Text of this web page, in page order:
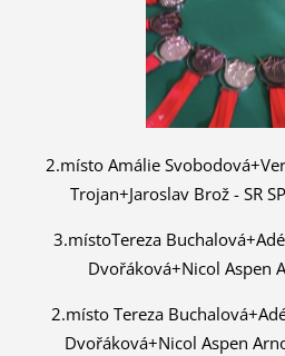
2.místoAmálie
Trojan+Jaroslav Brož - SR
3.místoTereza
Dvořáková+Nicol Aspen
2.místo Tereza
Dvořáková+Nicol Aspen